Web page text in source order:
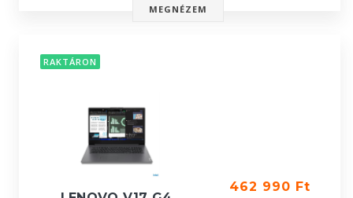
MEGNÉZEM
RAKTÁRON
462 990 Ft